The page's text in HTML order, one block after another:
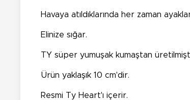
Havaya atıldıklarında her zaman
Elinize sığar.
TY süper yumuşak kumaştan
Ürün yaklaşık 10 cm'dir.
Resmi Ty Heart'ı içerir.